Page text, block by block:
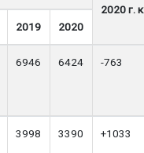
2020 г.
2019 2020
6946 6424 -763
3998 3390 +1033